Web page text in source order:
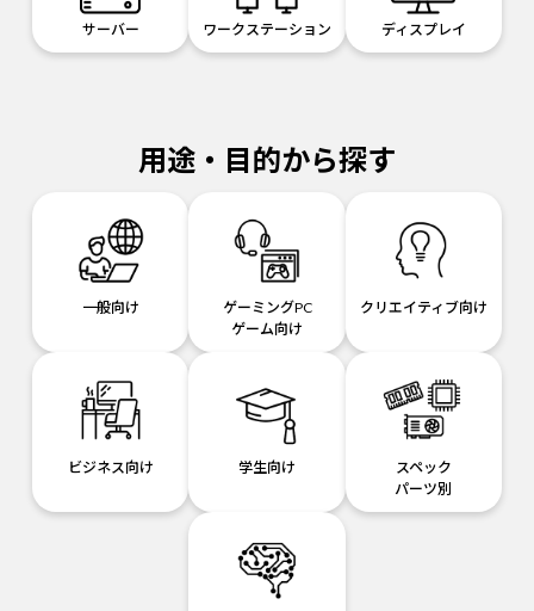
サーバー ワークステーション ディスプレイ
用途・目的から探す
一般向け
ゲーミングPC
ゲーム向け
クリエイティブ向け
ビジネス向け 学生向け
スペック
パーツ別